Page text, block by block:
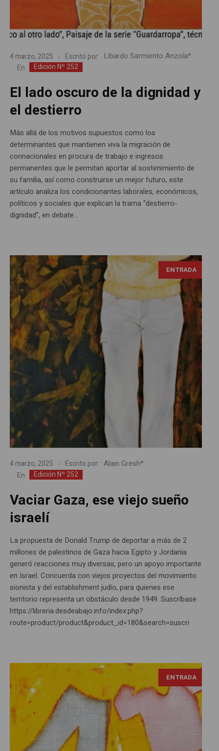
4 marzo, 2025 Escrito por: Libardo Sarmiento Anzola*
En Edición Nº 252
El lado oscuro de la dignidad y
el destierro
Más allá de los motivos supuestos como los
determinantes que mantienen viva la migración de
connacionales en procura de trabajo e ingresos
permanentes que le permitan aportar al sostenimiento de
su familia, así como construirse un mejor futuro, este
artículo analiza los condicionantes laborales, económicos,
políticos y sociales que explican la trama “destierro-
dignidad”, en debate...
ENTRADA
4 marzo, 2025 Escrito por: Alain Gresh*
En Edición Nº 252
Vaciar Gaza, ese viejo sueño
israelí
La propuesta de Donald Trump de deportar a más de 2
millones de palestinos de Gaza hacia Egipto y Jordania
generó reacciones muy diversas, pero un apoyo importante
en Israel. Concuerda con viejos proyectos del movimiento
sionista y del establishment judío, para quienes ese
territorio representa un obstáculo desde 1949. Suscríbase
https://libreria.desdeabajo.info/index.php?
route=product/product&product_id=180&search=suscri
ENTRADA